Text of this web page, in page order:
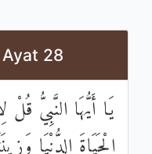
28
يَا أَيُّهَا النَّبِيُّ
الْحَيَاةَ الدُّنْيَا